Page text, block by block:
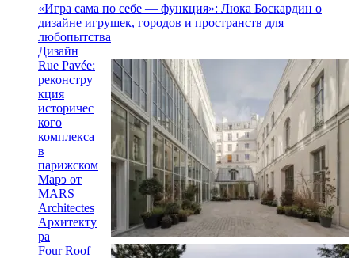
«Игра сама по себе — функция»: Люка Боскардин о
дизайне игрушек, городов и пространств для
любопытства
Дизайн
Rue Pavée:
реконстру
кция
историчес
кого
комплекса
в
парижском
Марэ от
MARS
Architectes
Архитекту
ра
Four Roof